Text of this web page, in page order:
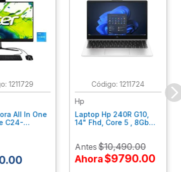
: 1211729
All In One
C24-
.00
:1211724
Hp
Laptop Hp 240R G10,
14" Fhd, Core 5 , 8Gb
Antes$10,490.00
Ahora$9790.00